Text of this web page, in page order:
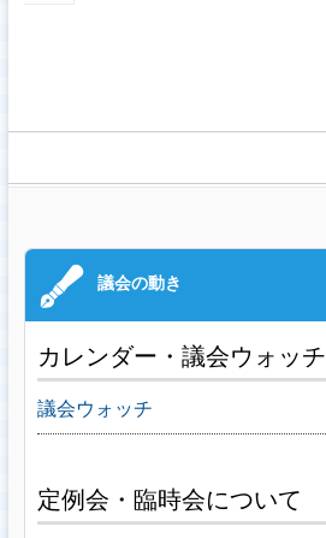
カレンダー・議会ウォッチ
議会ウォッチ
定例会・臨時会について